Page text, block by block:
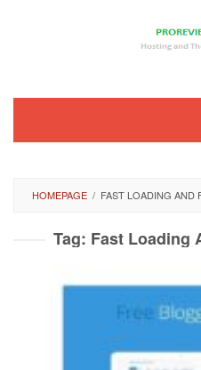
HOMEPAGE / FAST LOADING AND
Tag: Fast Loading